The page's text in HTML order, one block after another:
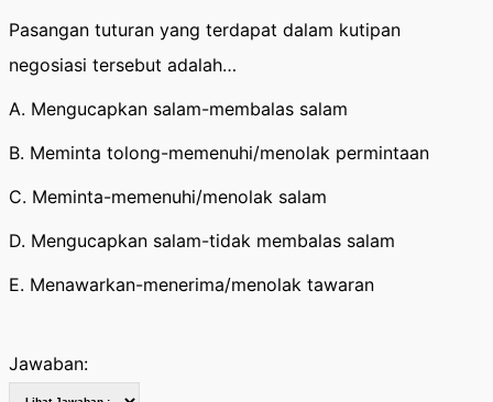
Pasangan tuturan yang terdapat dalam kutipan
negosiasi tersebut adalah…
A. Mengucapkan salam-membalas salam
B. Meminta tolong-memenuhi/menolak permintaan
C. Meminta-memenuhi/menolak salam
D. Mengucapkan salam-tidak membalas salam
E. Menawarkan-menerima/menolak tawaran
Jawaban: